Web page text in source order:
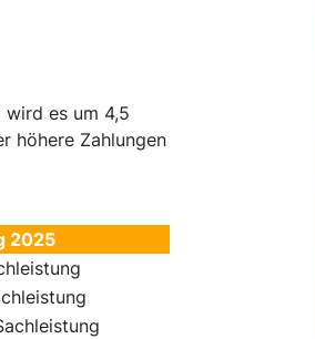
es um 4,5
höhere Zahlungen
2025